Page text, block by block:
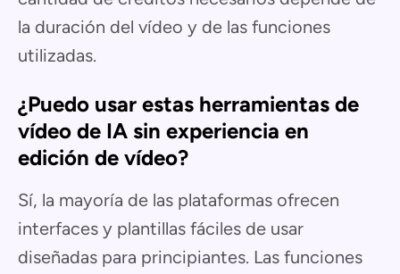
la duración del vídeo y de las funciones
utilizadas.
¿Puedo usar estas herramientas de
vídeo de IA sin experiencia en
edición de vídeo?
Sí, la mayoría de las plataformas ofrecen
interfaces y plantillas fáciles de usar
diseñadas para principiantes. Las funciones